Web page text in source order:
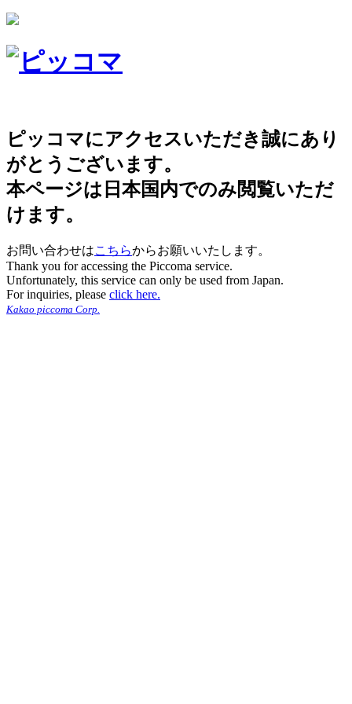
ピッコマにアクセスいただき誠にあり
がとうございます。
本ページは日本国内でのみ閲覧いただ
けます。
お問い合わせはこちらからお願いいたします。
Thank you for accessing the Piccoma service.
Unfortunately, this service can only be used from Japan.
For inquiries, please click here.
Kakao piccoma Corp.